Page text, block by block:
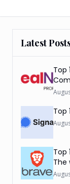
Latest
Top
Top
Top
The